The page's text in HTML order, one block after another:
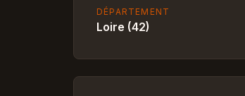
DÉPARTEMENT
Loire (42)